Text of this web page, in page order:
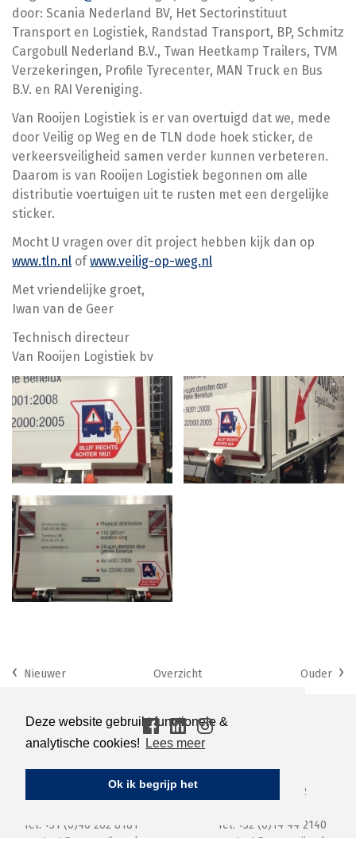
Deze website gebruikt functionele &
analytische cookies!
Lees meer
Ok ik begrijp het
door: Scania Nederland BV, Het Sectorinstituut
Transport en Logistiek, Randstad Transport, BP, Schmitz
Cargobull Nederland B.V., Twan Heetkamp Trailers, TVM
Verzekeringen, Profile Tyrecenter, MAN Truck en Bus
B.V. en RAI Vereniging.
Van Rooijen Logistiek is er van overtuigd dat we, mede
door Veilig op Weg en de TLN dode hoek sticker, de
verkeersveiligheid samen verder kunnen verbeteren.
Daarom is van Rooijen Logistiek begonnen om alle
distributie voertuigen uit te rusten met een dergelijke
sticker.
Mocht U vragen over dit project hebben kijk dan op
www.tln.nl ofwww.veilig-op-weg.nl
Met vriendelijke groet,
Iwan van de Geer
Technisch directeur
Van Rooijen Logistiek bv
‹ Nieuwer Ouder ›
Overzicht
Nederland
Achtseweg Noord 60
Tel: +31 (0)40 262 8181
contact@vanrooijen.nl
België
Schietstandlaan 2
Tel: +32 (0)14 44 2140
contact@vanrooijen.be